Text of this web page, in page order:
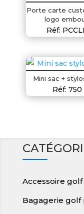
Porte carte
logo
Réf:
Mini sac +
Réf: 750
Accessoire
Bagagerie golf